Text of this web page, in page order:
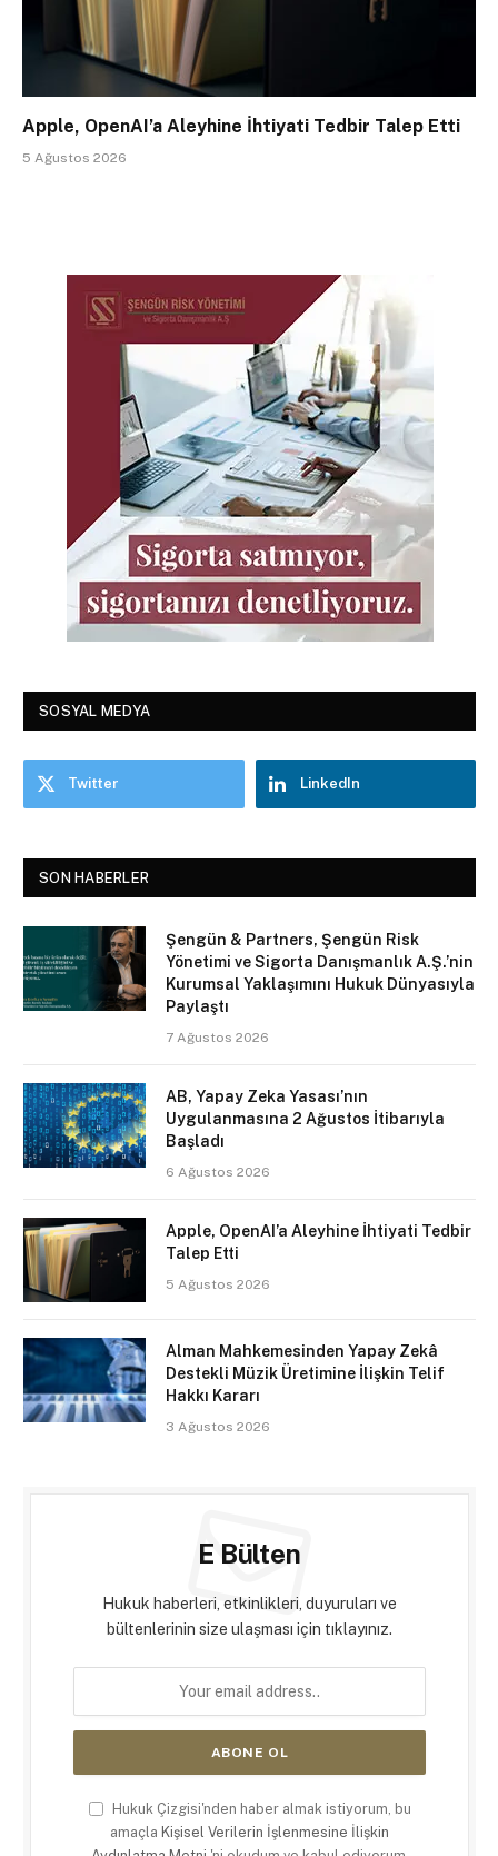
Apple, OpenAI’a Aleyhine İhtiyati Tedbir Talep Etti
5 Ağustos 2026
SOSYAL MEDYA
Twitter LinkedIn
SON HABERLER
Şengün & Partners, Şengün Risk
Yönetimi ve Sigorta Danışmanlık A.Ş.’nin
Kurumsal Yaklaşımını Hukuk Dünyasıyla
Paylaştı
7 Ağustos 2026
AB, Yapay Zeka Yasası’nın
Uygulanmasına 2 Ağustos İtibarıyla
Başladı
6 Ağustos 2026
Apple, OpenAI’a Aleyhine İhtiyati Tedbir
Talep Etti
5 Ağustos 2026
Alman Mahkemesinden Yapay Zekâ
Destekli Müzik Üretimine İlişkin Telif
Hakkı Kararı
3 Ağustos 2026
E Bülten
Hukuk haberleri, etkinlikleri, duyuruları ve
bültenlerinin size ulaşması için tıklayınız.
Hukuk Çizgisi'nden haber almak istiyorum, bu
amaçla Kişisel Verilerin İşlenmesine İlişkin